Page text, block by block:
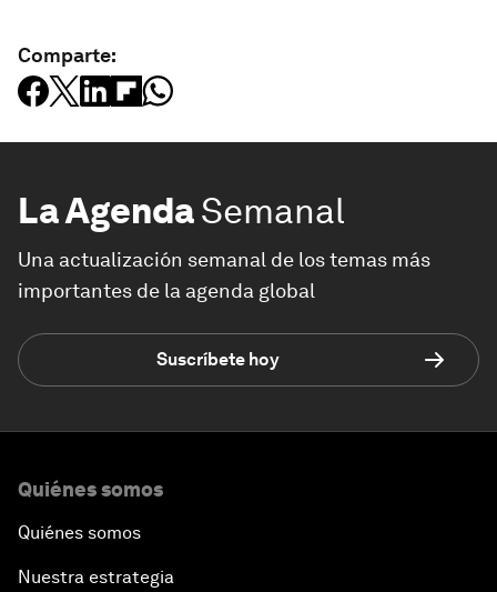
Comparte:
La AgendaSemanal
Una actualización semanal de los temas más
importantes de la agenda global
Suscríbete hoy
Quiénes somos
Quiénes somos
Nuestra estrategia